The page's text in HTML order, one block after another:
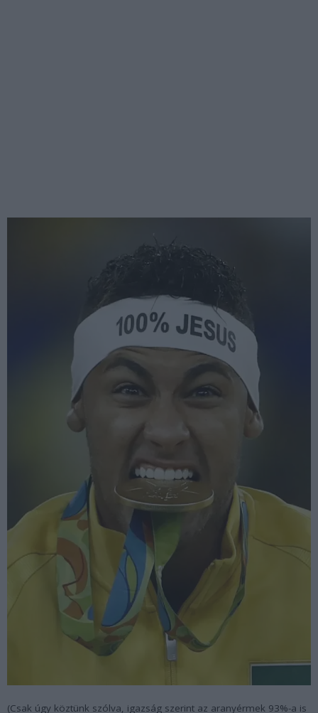
(Csak úgy köztünk szólva, igazság szerint az aranyérmek 93%-a is